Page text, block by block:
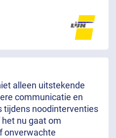
alleen uitstekende
communicatie en
tijdens noodinterventies
nu gaat om
onverwachte